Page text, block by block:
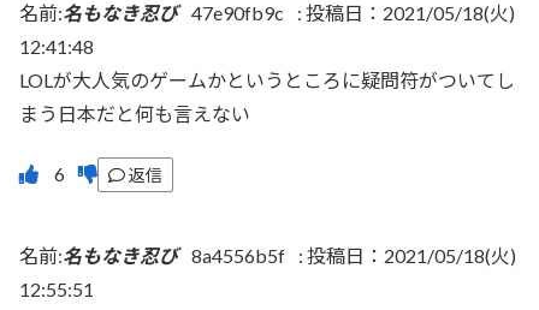
名前:名もなき忍び 47e90fb9c : 投稿日：2021/05/18(火)
12:41:48
LOLが大人気のゲームかというところに疑問符がついてし
まう日本だと何も言えない
返信
名前:名もなき忍び 8a4556b5f : 投稿日：2021/05/18(火)
12:55:51